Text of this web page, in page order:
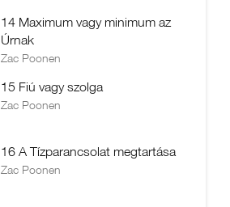
14 Maximum vagy minimum az
Úrnak
Zac Poonen
15 Fiú vagy szolga
Zac Poonen
16 A Tízparancsolat megtartása
Zac Poonen